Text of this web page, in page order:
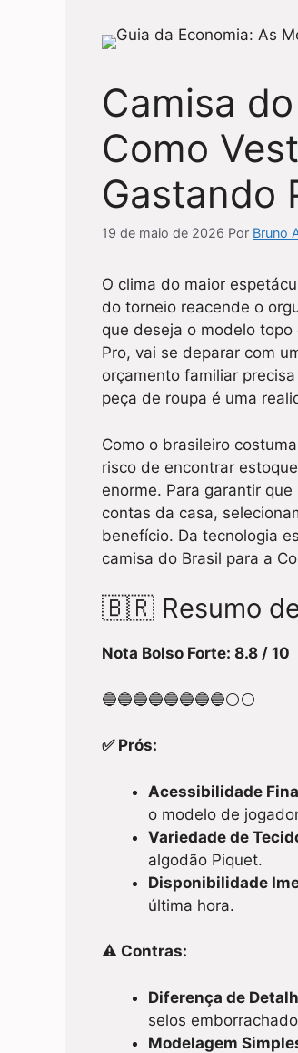
Camisa
Como
Gastando
19 de maio de 2026 Por Bruno
O clima do maior
do torneio reacende o
que deseja o modelo
Pro, vai se deparar com
orçamento familiar
peça de roupa é uma
Como o brasileiro
risco de encontrar
enorme. Para garantir
contas da casa,
benefício. Da tecnologia
camisa do Brasil para a
🇧🇷 Resumo de
Nota Bolso Forte: 8.8 / 10
🔵🔵🔵🔵🔵🔵🔵🔵⚪⚪
✅ Prós:
Acessibilidade
o modelo de
Variedade de
algodão Piquet.
Disponibilidade
última hora.
⚠️ Contras:
Diferença de
selos
Modelagem